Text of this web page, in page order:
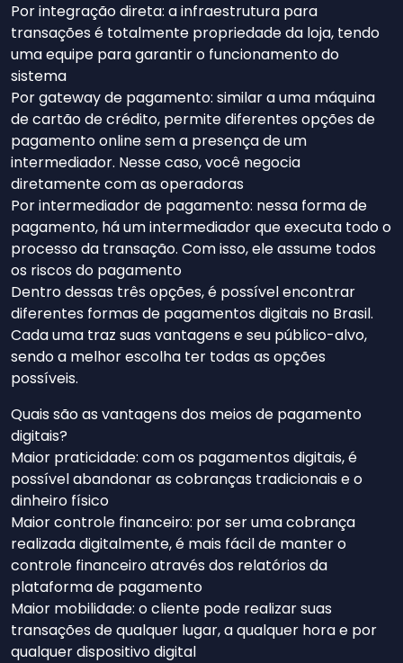
Por integração direta: a infraestrutura para
transações é totalmente propriedade da loja, tendo
uma equipe para garantir o funcionamento do
sistema
Por gateway de pagamento: similar a uma máquina
de cartão de crédito, permite diferentes opções de
pagamento online sem a presença de um
intermediador. Nesse caso, você negocia
diretamente com as operadoras
Por intermediador de pagamento: nessa forma de
pagamento, há um intermediador que executa todo o
processo da transação. Com isso, ele assume todos
os riscos do pagamento
Dentro dessas três opções, é possível encontrar
diferentes formas de pagamentos digitais no Brasil.
Cada uma traz suas vantagens e seu público-alvo,
sendo a melhor escolha ter todas as opções
possíveis.
Quais são as vantagens dos meios de pagamento
digitais?
Maior praticidade: com os pagamentos digitais, é
possível abandonar as cobranças tradicionais e o
dinheiro físico
Maior controle financeiro: por ser uma cobrança
realizada digitalmente, é mais fácil de manter o
controle financeiro através dos relatórios da
plataforma de pagamento
Maior mobilidade: o cliente pode realizar suas
transações de qualquer lugar, a qualquer hora e por
qualquer dispositivo digital